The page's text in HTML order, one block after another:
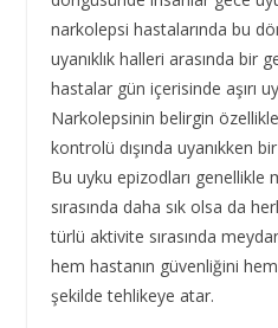
narkolepsi hastalarında bu
uyanıklık halleri arasında bir
hastalar gün içerisinde aşırı
Narkolepsinin belirgin
kontrolü dışında uyanıkken
Bu uyku epizodları
sırasında daha sık olsa da
türlü aktivite sırasında
hem hastanın güvenliğini
şekilde tehlikeye atar.